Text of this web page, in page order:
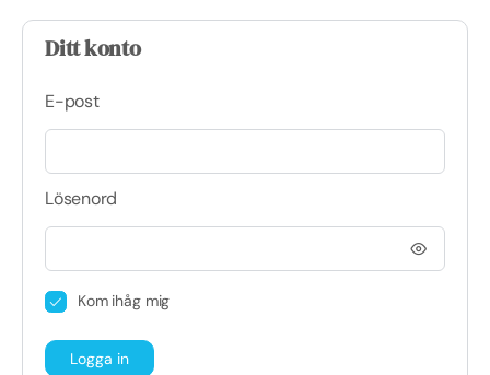
Ditt konto
E-post
Lösenord
Kom ihåg mig